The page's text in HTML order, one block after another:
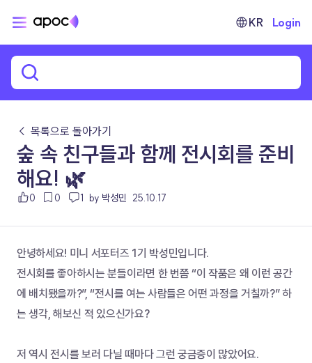
KR Login
← 목록으로 돌아가기
숲 속 친구들과 함께 전시회를 준비
해요! 🌿
0 0 1 by 박성민 25.10.17
안녕하세요! 미니 서포터즈 1기 박성민입니다.
전시회를 좋아하시는 분들이라면 한 번쯤 “이 작품은 왜 이런 공간
에 배치됐을까?”, “전시를 여는 사람들은 어떤 과정을 거칠까?” 하
는 생각, 해보신 적 있으신가요?
저 역시 전시를 보러 다닐 때마다 그런 궁금증이 많았어요.